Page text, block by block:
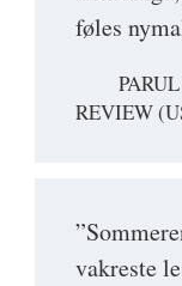
føles
REVIEW
vakreste